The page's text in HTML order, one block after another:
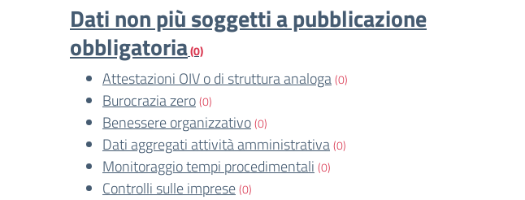
Dati non più soggetti a pubblicazione
obbligatoria(0)
Attestazioni OIV o di struttura analoga(0)
Burocrazia zero(0)
Benessere organizzativo(0)
Dati aggregati attività amministrativa(0)
Monitoraggio tempi procedimentali (0)
Controlli sulle imprese(0)